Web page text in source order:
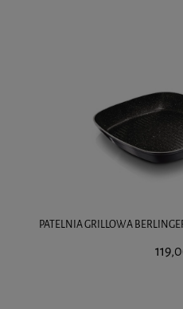
PATELNIA GRILLOWA